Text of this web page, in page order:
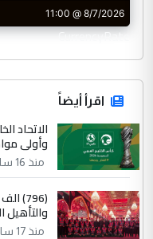
CurrencyRate
اقرأ أيضاً
وأولى
منذ 16 ساعة
والتأهيل
منذ 17 ساعة